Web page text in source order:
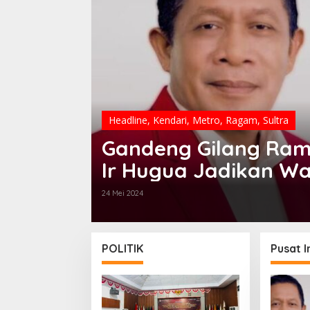
Headline, Kendari, Metro, Ragam, Sultra
Gandeng Gilang
Ir Hugua Jadikan
dan Film Dunia
24 Mei 2024
POLITIK Pusat